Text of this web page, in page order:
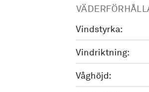
Vindstyrka:
Vindriktning:
Våghöjd: